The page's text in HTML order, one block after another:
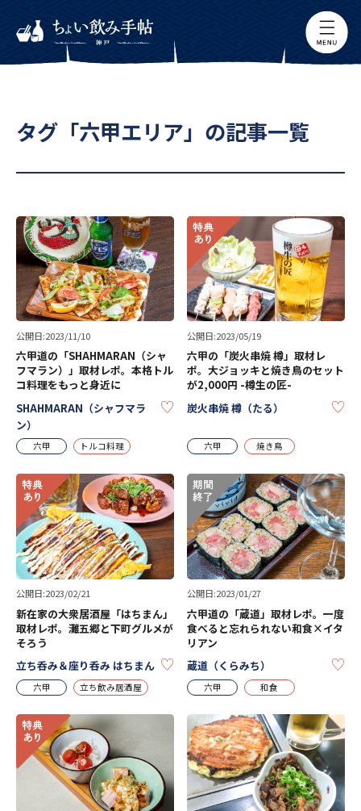
タグ「六甲エリア」の記事一覧
公開日:2023/11/10
六甲道の「SHAHMARAN（シャ
フマラン）」取材レポ。本格トル
コ料理をもっと身近に
SHAHMARAN（シャフマラ
ン）
KEEP
六甲 トルコ料理
公開日:2023/05/19
六甲の「炭火串焼 樽」取材レ
ポ。大ジョッキと焼き鳥のセット
が2,000円 -樽生の匠-
炭火串焼 樽（たる）
六甲 焼き鳥
公開日:2023/02/21
新在家の大衆居酒屋「はちまん」
取材レポ。灘五郷と下町グルメが
そろう
立ち呑み＆座り呑み はちまん
KEEP
六甲 立ち飲み居酒屋
公開日:2023/01/27
六甲道の「蔵道」取材レポ。一度
食べると忘れられない和食×イタ
リアン
蔵道（くらみち）
六甲 和食